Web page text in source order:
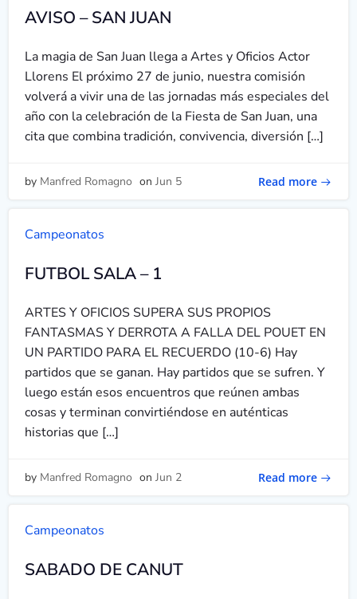
AVISO – SAN JUAN
La magia de San Juan llega a Artes y Oficios Actor
Llorens El próximo 27 de junio, nuestra comisión
volverá a vivir una de las jornadas más especiales del
año con la celebración de la Fiesta de San Juan, una
cita que combina tradición, convivencia, diversión […]
by Manfred Romagno on Jun 5 Read more
Campeonatos
FUTBOL SALA – 1
ARTES Y OFICIOS SUPERA SUS PROPIOS
FANTASMAS Y DERROTA A FALLA DEL POUET EN
UN PARTIDO PARA EL RECUERDO (10-6) Hay
partidos que se ganan. Hay partidos que se sufren. Y
luego están esos encuentros que reúnen ambas
cosas y terminan convirtiéndose en auténticas
historias que […]
by Manfred Romagno on Jun 2 Read more
Campeonatos
SABADO DE CANUT